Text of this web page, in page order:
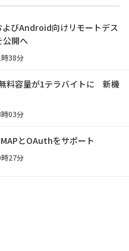
びAndroid向けリモートデス
公開へ
38分
料容量が1テラバイトに 新機
03分
とOAuthをサポート
27分